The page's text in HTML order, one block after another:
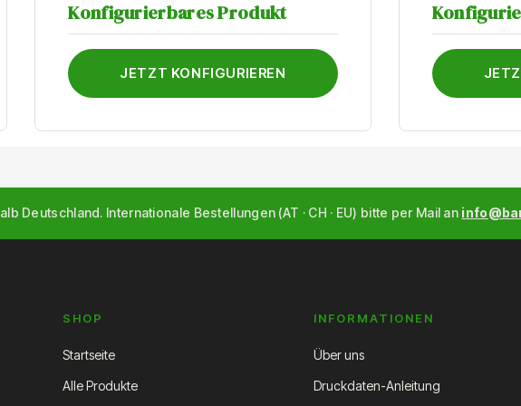
Konfigurierbares Produkt
JETZT KONFIGURIEREN
Deutschland. Internationale Bestellungen (AT · CH · EU) bitte per Mail an
SHOP
Startseite
Alle Produkte
INFORMATIONEN
Über uns
Druckdaten-Anleitung